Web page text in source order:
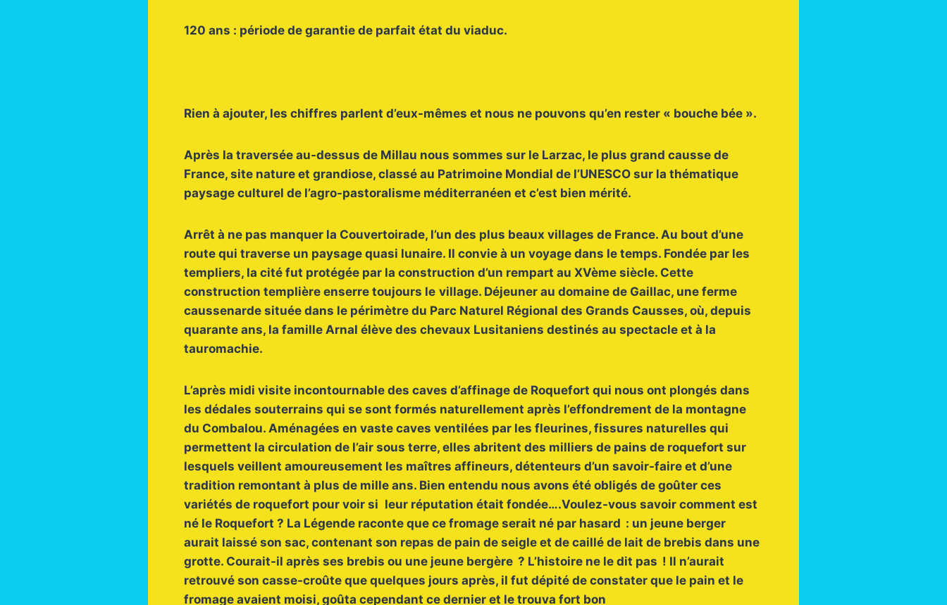
120 ans : période de garantie de parfait état du viaduc.
Rien à ajouter, les chiffres parlent d’eux-mêmes et nous ne pouvons qu’en rester « bouche bée ».
Après la traversée au-dessus de Millau nous sommes sur le Larzac, le plus grand causse de
France, site nature et grandiose, classé au Patrimoine Mondial de l’UNESCO sur la thématique
paysage culturel de l’agro-pastoralisme méditerranéen et c’est bien mérité.
Arrêt à ne pas manquer la Couvertoirade, l’un des plus beaux villages de France. Au bout d’une
route qui traverse un paysage quasi lunaire. Il convie à un voyage dans le temps. Fondée par les
templiers, la cité fut protégée par la construction d’un rempart au XVème siècle. Cette
construction templière enserre toujours le village. Déjeuner au domaine de Gaillac, une ferme
caussenarde située dans le périmètre du Parc Naturel Régional des Grands Causses, où, depuis
quarante ans, la famille Arnal élève des chevaux Lusitaniens destinés au spectacle et à la
tauromachie.
L’après midi visite incontournable des caves d’affinage de Roquefort qui nous ont plongés dans
les dédales souterrains qui se sont formés naturellement après l’effondrement de la montagne
du Combalou. Aménagées en vaste caves ventilées par les fleurines, fissures naturelles qui
permettent la circulation de l’air sous terre, elles abritent des milliers de pains de roquefort sur
lesquels veillent amoureusement les maîtres affineurs, détenteurs d’un savoir-faire et d’une
tradition remontant à plus de mille ans. Bien entendu nous avons été obligés de goûter ces
variétés de roquefort pour voir si leur réputation était fondée….Voulez-vous savoir comment est
né le Roquefort ? La Légende raconte que ce fromage serait né par hasard : un jeune berger
aurait laissé son sac, contenant son repas de pain de seigle et de caillé de lait de brebis dans une
grotte. Courait-il après ses brebis ou une jeune bergère ? L’histoire ne le dit pas ! Il n’aurait
retrouvé son casse-croûte que quelques jours après, il fut dépité de constater que le pain et le
fromage avaient moisi, goûta cependant ce dernier et le trouva fort bon